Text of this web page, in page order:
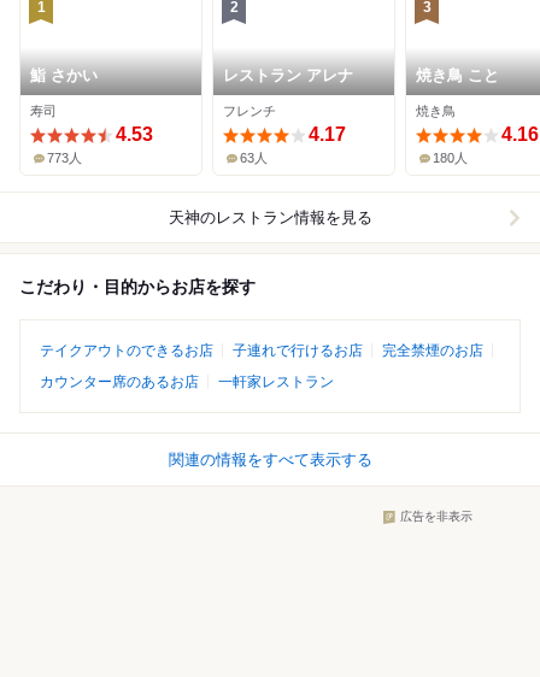
1
鮨 さかい
寿司
4.53
773人
2
レストラン アレナ
フレンチ
4.17
63人
3
焼き鳥 こと
焼き鳥
4.16
180人
天神のレストラン情報を見る
こだわり・目的からお店を探す
テイクアウトのできるお店 子連れで行けるお店
完全禁煙のお店
カウンター席のあるお店
一軒家レストラン
関連の情報をすべて表示する
広告を非表示